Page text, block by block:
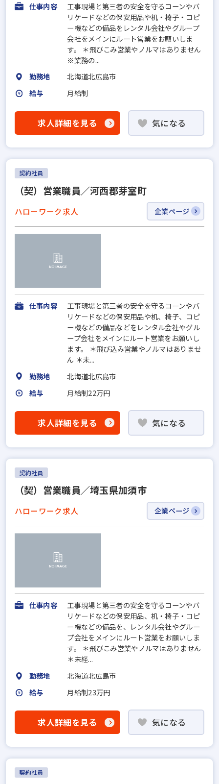
仕事内容
工事現場と第三者の安全を守るコーンやバ
リケードなどの保安用品や机・椅子・コピ
ー機などの備品をレンタル会社やグループ
会社をメインにルート営業をお願いしま
す。 ＊飛びこみ営業やノルマはありません
※業務の...
勤務地
北海道北広島市
給与
月給制
求人詳細を見る 気になる
契約社員
（契）営業職員／河西郡芽室町
ハローワーク求人 企業ページ
仕事内容
工事現場と第三者の安全を守るコーンやバ
リケードなどの保安用品や机、椅子、コピ
ー機などの備品などをレンタル会社やグル
ープ会社をメインにルート営業をお願いし
ます。 ＊飛び込み営業やノルマはありませ
ん ＊未...
勤務地
北海道北広島市
給与
月給制22万円
求人詳細を見る 気になる
契約社員
（契）営業職員／埼玉県加須市
ハローワーク求人 企業ページ
仕事内容
工事現場と第三者の安全を守るコーンやバ
リケードなどの保安用品、机・椅子・コピ
ー機などの備品を、レンタル会社やグルー
プ会社をメインにルート営業をお願いしま
す。 ＊飛びこみ営業やノルマはありません
＊未経...
勤務地
北海道北広島市
給与
月給制23万円
求人詳細を見る 気になる
契約社員